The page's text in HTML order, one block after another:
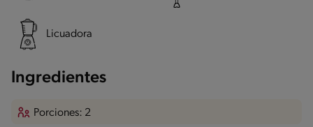
Licuadora
Ingredientes
Porciones: 2